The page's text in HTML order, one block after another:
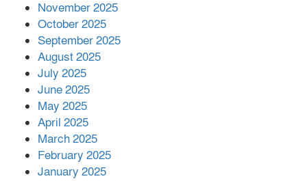
পর ফোন তারেক রহমানের,গ্যাস সঙ্কট
November 2025
October 2025
September 2025
August 2025
July 2025
June 2025
May 2025
April 2025
March 2025
February 2025
January 2025